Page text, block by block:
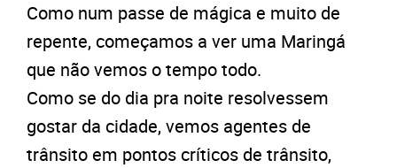
Como num passe de mágica e muito de
repente, começamos a ver uma Maringá
que não vemos o tempo todo.
Como se do dia pra noite resolvessem
gostar da cidade, vemos agentes de
trânsito em pontos críticos de trânsito,